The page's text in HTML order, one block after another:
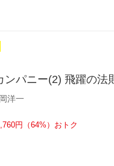
ンパニー(2) 飛躍の法
洋一
円（64%）おトク